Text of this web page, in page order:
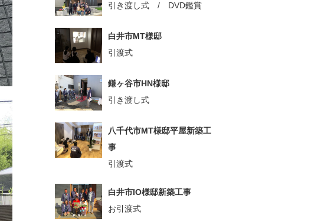
引き渡し式 / DVD鑑賞
白井市MT様邸
引渡式
鎌ヶ谷市HN様邸
引き渡し式
八千代市MT様邸平屋新築工
事
引渡式
白井市IO様邸新築工事
お引渡式